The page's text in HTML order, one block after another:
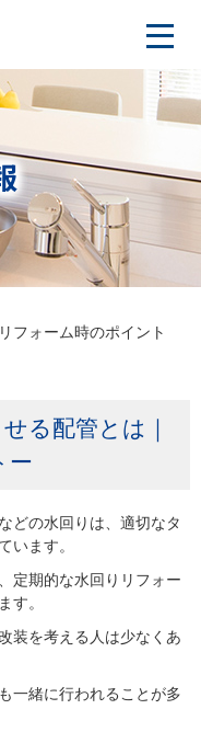
フォーム時のポイント
る配管とは｜
ー
どの水回りは、適切なタ
います。
定期的な水回りリフォー
す。
装を考える人は少なくあ
一緒に行われることが多